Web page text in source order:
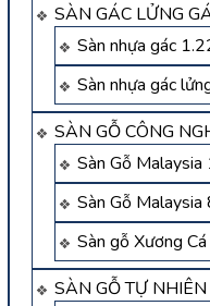
SÀN GÁC LỬNG
Sàn nhựa gác
Sàn nhựa gác
SÀN GỖ CÔNG
Sàn Gỗ
Sàn Gỗ
Sàn gỗ Xương
SÀN GỖ TỰ NHIÊN